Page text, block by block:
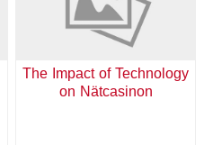
The Impact of Technology
on Nätcasinon